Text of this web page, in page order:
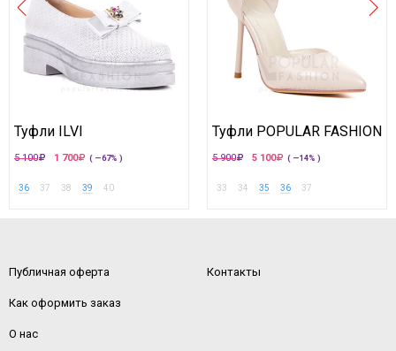
Туфли ILVI
5 100 1 700 ( —67% )
36 37 38 39 40
Туфли POPULAR FASHION
5 900 5 100 ( —14% )
33 34 35 36 37
Публичная оферта
Как оформить заказ
О нас
Контакты